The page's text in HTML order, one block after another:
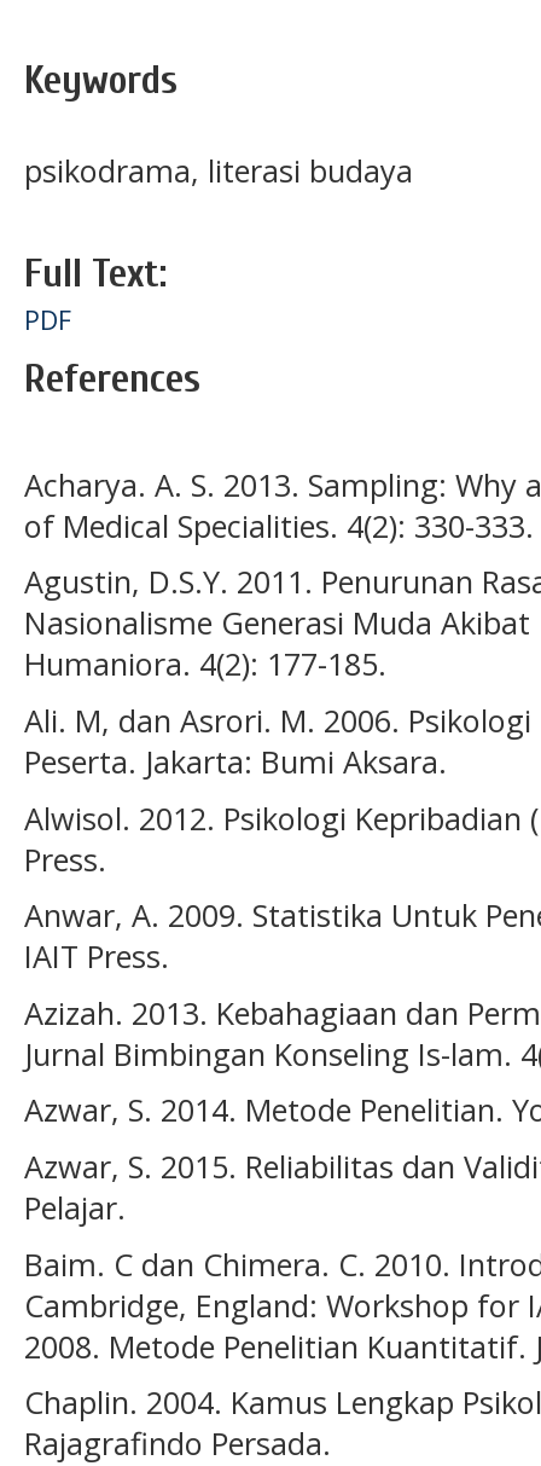
Keywords
psikodrama, literasi budaya
Full Text:
PDF
References
Acharya. A. S. 2013. Sampling:
of Medical Specialities. 4(2): 330-333.
Agustin, D.S.Y. 2011. Penurunan
Nasionalisme Generasi Muda Akibat
Humaniora. 4(2): 177-185.
Ali. M, dan Asrori. M. 2006.
Peserta. Jakarta: Bumi Aksara.
Alwisol. 2012. Psikologi Kepribadian
Press.
Anwar, A. 2009. Statistika Untuk
IAIT Press.
Azizah. 2013. Kebahagiaan dan
Jurnal Bimbingan Konseling Is-lam.
Azwar, S. 2014. Metode Penelitian.
Azwar, S. 2015. Reliabilitas dan
Pelajar.
Baim. C dan Chimera. C. 2010.
Cambridge, England: Workshop for
2008. Metode Penelitian Kuantitatif.
Chaplin. 2004. Kamus Lengkap
Rajagrafindo Persada.